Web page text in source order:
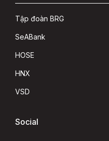
Tập đoàn BRG
SeABank
HOSE
HNX
VSD
Social